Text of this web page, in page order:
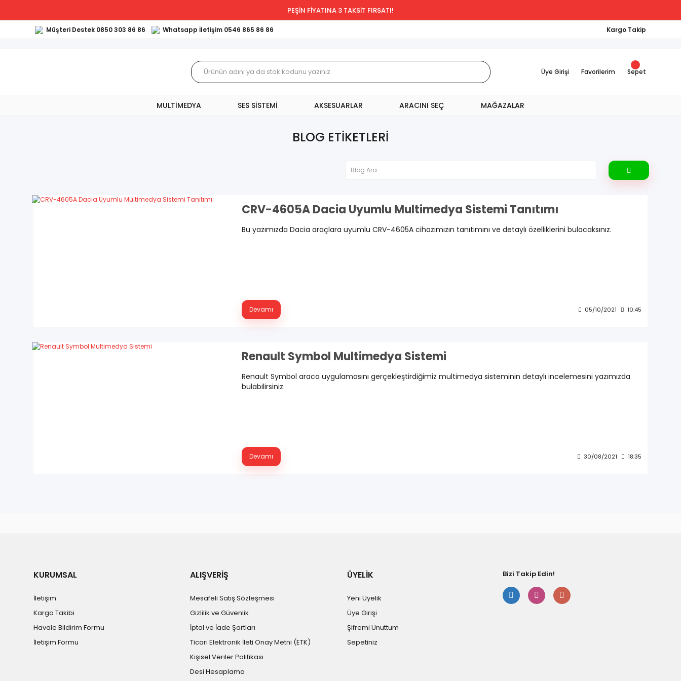
PEŞİN FİYATINA 3 TAKSİT FIRSATI!
Müşteri Destek 0850 303 86 86 Whatsapp İletişim 0546 865 86 86 Kargo Takip
Üye Girişi Favorilerim Sepet
MULTİMEDYA SES SİSTEMİ AKSESUARLAR ARACINI SEÇ MAĞAZALAR
BLOG ETIKETLERI
CRV-4605A Dacia Uyumlu Multimedya Sistemi Tanıtımı
Bu yazımızda Dacia araçlara uyumlu CRV-4605A cihazımızın tanıtımını ve detaylı özelliklerini bulacaksınız.
Devamı 05/10/2021 10:45
Renault Symbol Multimedya Sistemi
Renault Symbol araca uygulamasını gerçekleştirdiğimiz multimedya sisteminin detaylı incelemesini yazımızda
bulabilirsiniz.
Devamı 30/08/2021 18:35
KURUMSAL
İletişim
Kargo Takibi
Havale Bildirim Formu
İletişim Formu
ALIŞVERİŞ
Mesafeli Satış Sözleşmesi
Gizlilik ve Güvenlik
İptal ve İade Şartları
Ticari Elektronik İleti Onay Metni (ETK)
Kişisel Veriler Politikası
Desi Hesaplama
ÜYELİK
Yeni Üyelik
Üye Girişi
Şifremi Unuttum
Sepetiniz
Bizi Takip Edin!